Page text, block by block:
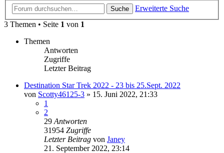
Suche
Erweiterte Suche
3 Themen • Seite 1 von 1
Themen
Antworten
Zugriffe
Letzter Beitrag
Destination Star Trek 2022 - 23 bis 25.Sept. 2022
von Scotty46125-3 » 15. Juni 2022, 21:33
1
2
29 Antworten
31954 Zugriffe
Letzter Beitrag von Janey
21. September 2022, 23:14